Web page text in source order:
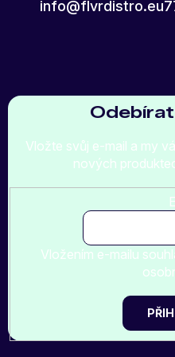
info@flvrdistro.eu
Vložte svůj e-mail a my
nových
Vložením e-mailu